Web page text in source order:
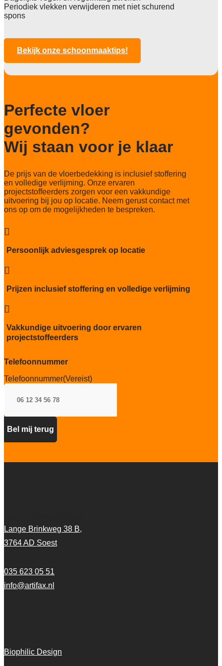
Periodiek vlekken verwijderen met niet schurend
spons
Bekijk onze schoonmaaktips!
Perfecte vloer
gevonden?
Wij staan voor je klaar
De prijs van de vloerbedekking is inclusief stoffering
en volledige verlijming. Onze ervaren
projectstoffeerders zorgen voor een vakkundige
uitvoering bij jou op locatie. Neem gerust contact met
ons op om de mogelijkheden te bespreken.

Persoonlijk adviesgesprek op locatie

Prijzen inclusief stoffering en volledige verlijming

Vakkundige uitvoering door ervaren
projectstoffeerders
Telefoonnummer
Telefoonnummer(Vereist)
Lange Brinkweg 38 B,
3764 AD Soest
035 623 05 51
info@artifax.nl
Biophilic Design